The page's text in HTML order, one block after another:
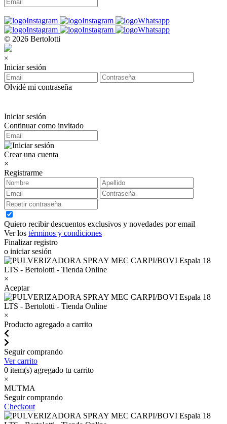
© 2026 Bertolotti
×
Iniciar sesión
Olvidé mi contraseña
Iniciar sesión
Continuar como invitado
Crear una cuenta
×
Registrarme
Quiero recibir descuentos exclusivos y novedades por email
Ver los términos y condiciones
Finalizar registro
o iniciar sesión
×
Aceptar
×
Producto agregado a carrito
Seguir comprando
Ver carrito
0 item(s) agregado tu carrito
×
MUTMA
Seguir comprando
Checkout